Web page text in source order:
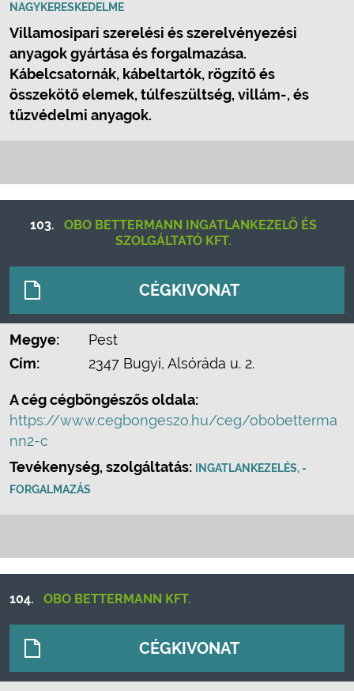
NAGYKERESKEDELME
Villamosipari szerelési és szerelvényezési
anyagok gyártása és forgalmazása.
Kábelcsatornák, kábeltartók, rögzítő és
összekötő elemek, túlfeszültség, villám-, és
tűzvédelmi anyagok.
103.
OBO BETTERMANN INGATLANKEZELŐ ÉS
SZOLGÁLTATÓ KFT.
CÉGKIVONAT
Megye:
Pest
Cím:
2347 Bugyi, Alsóráda u. 2.
A cég cégböngészős oldala:
https://www.cegbongeszo.hu/ceg/obobetterma
nn2-c
Tevékenység, szolgáltatás:
INGATLANKEZELÉS, -
FORGALMAZÁS
104. OBO BETTERMANN KFT.
CÉGKIVONAT